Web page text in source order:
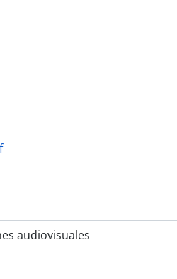
audiovisuales